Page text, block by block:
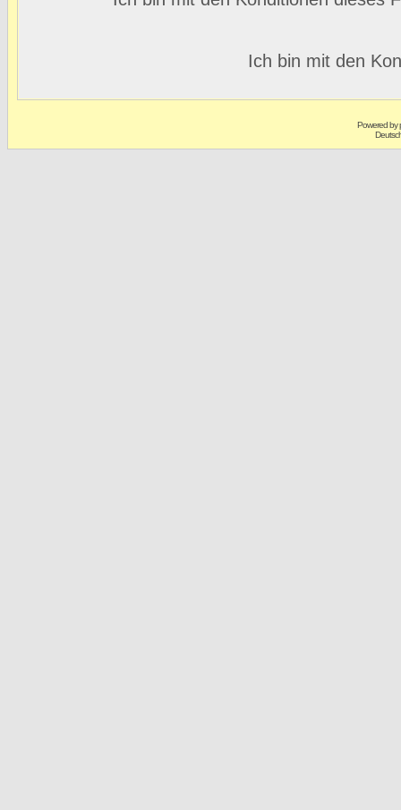
Ich bin mit den
Powered by